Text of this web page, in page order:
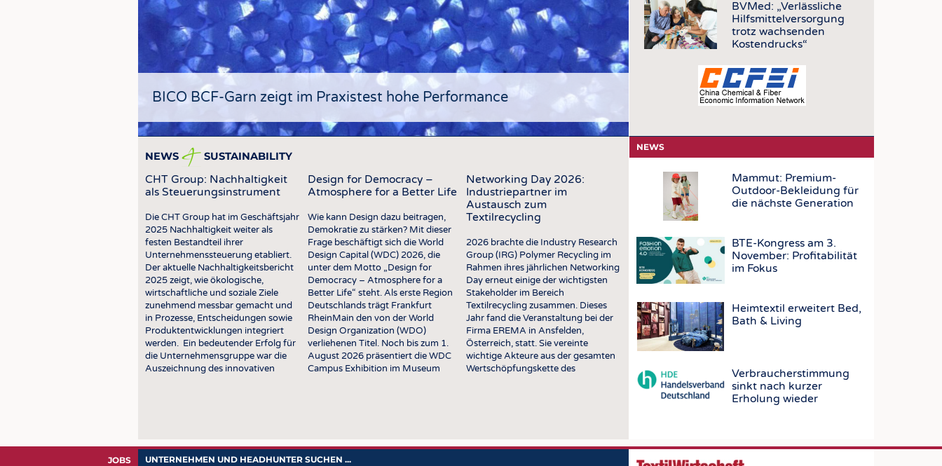
COMPOSITES
VEREDLUNG
TEXTILMASCHINENBAU
SENSORIK
NACHHALTIGKEIT
KREISLAUFWIRTSCHAFT
SMART TEXTILES
BEKLEIDUNG
TESTS
JOBS
STELLENMARKT
KRÜGER PERSONAL HEADHUNTING
PRAKTIKA & AUSBILDUNGEN
BUSINESS
UNTERNEHMEN
AUSSCHREIBUNGEN
DTV AUSSCHREIBUNGSDIENST
STATISTICS
BICO BCF-Garn zeigt im Praxistest hohe Performance
BVMed: „Verlässliche
Hilfsmittelversorgung
trotz wachsenden
Kostendrucks“
NEWS
SUSTAINABILITY
CHT Group: Nachhaltigkeit
als Steuerungsinstrument
Die CHT Group hat im Geschäftsjahr
2025 Nachhaltigkeit weiter als
festen Bestandteil ihrer
Unternehmenssteuerung etabliert.
Der aktuelle Nachhaltigkeitsbericht
2025 zeigt, wie ökologische,
wirtschaftliche und soziale Ziele
zunehmend messbar gemacht und
in Prozesse, Entscheidungen sowie
Produktentwicklungen integriert
werden. Ein bedeutender Erfolg für
die Unternehmensgruppe war die
Auszeichnung des innovativen
Design for Democracy –
Atmosphere for a Better Life
Wie kann Design dazu beitragen,
Demokratie zu stärken? Mit dieser
Frage beschäftigt sich die World
Design Capital (WDC) 2026, die
unter dem Motto „Design for
Democracy – Atmosphere for a
Better Life“ steht. Als erste Region
Deutschlands trägt Frankfurt
RheinMain den von der World
Design Organization (WDO)
verliehenen Titel. Noch bis zum 1.
August 2026 präsentiert die WDC
Campus Exhibition im Museum
Networking Day 2026:
Industriepartner im
Austausch zum
Textilrecycling
2026 brachte die Industry Research
Group (IRG) Polymer Recycling im
Rahmen ihres jährlichen Networking
Day erneut einige der wichtigsten
Stakeholder im Bereich
Textilrecycling zusammen. Dieses
Jahr fand die Veranstaltung bei der
Firma EREMA in Ansfelden,
Österreich, statt. Sie vereinte
wichtige Akteure aus der gesamten
Wertschöpfungskette des
NEWS
Mammut: Premium-
Outdoor-Bekleidung für
die nächste Generation
BTE-Kongress am 3.
November: Profitabilität
im Fokus
Heimtextil erweitert Bed,
Bath & Living
Verbraucherstimmung
sinkt nach kurzer
Erholung wieder
JOBS UNTERNEHMEN UND HEADHUNTER SUCHEN ...